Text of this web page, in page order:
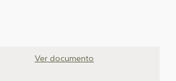
Ver documento